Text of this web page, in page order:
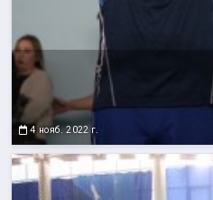
4 нояб. 2022 г.